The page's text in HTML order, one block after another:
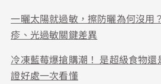
一曬太陽就過敏，擦防曬為何沒用
疹、光過敏關鍵差異
冷凍藍莓爆搶購潮！ 是超級食物還
證好處一次看懂